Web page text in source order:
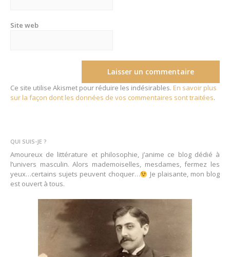
Site web
Ce site utilise Akismet pour réduire les indésirables. En savoir plus
sur la façon dont les données de vos commentaires sont traitées.
QUI SUIS-JE ?
Amoureux de littérature et philosophie, j’anime ce blog dédié à
l’univers masculin. Alors mademoiselles, mesdames, fermez les
yeux…certains sujets peuvent choquer…
Je plaisante, mon blog
est ouvert à tous.